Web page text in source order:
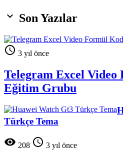
 Son Yazılar
 3 yıl önce
Telegram Excel
Eğitim Grubu
Türkçe Tema
 208  3 yıl önce